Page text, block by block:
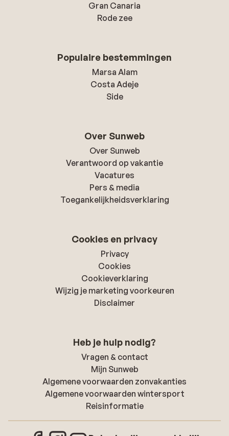
Gran Canaria
Rode zee
Populaire bestemmingen
Marsa Alam
Costa Adeje
Side
Over Sunweb
Over Sunweb
Verantwoord op vakantie
Vacatures
Pers & media
Toegankelijkheidsverklaring
Cookies en privacy
Privacy
Cookies
Cookieverklaring
Wijzig je marketing voorkeuren
Disclaimer
Heb je hulp nodig?
Vragen & contact
Mijn Sunweb
Algemene voorwaarden zonvakanties
Algemene voorwaarden wintersport
Reisinformatie